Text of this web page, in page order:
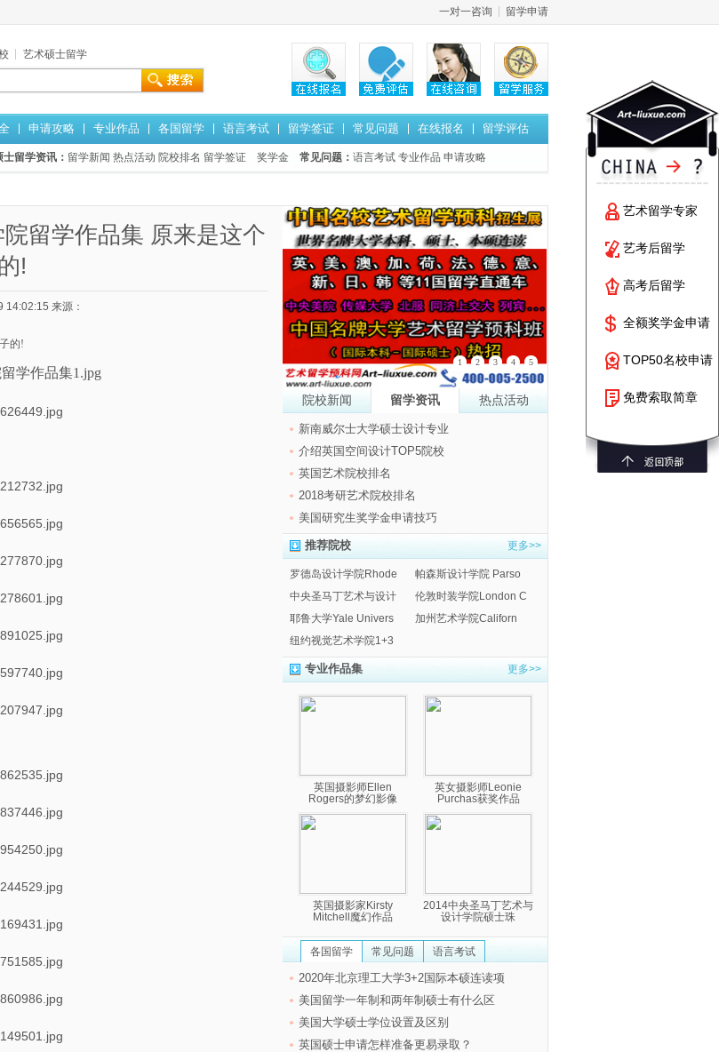
一对一咨询 留学申请
艺术硕士留学
申请攻略 专业作品 各国留学 语言考试 留学签证 常见问题 在线报名 留学评估
士留学资讯： 留学新闻 热点活动 院校排名 留学签证 奖学金 常见问题： 语言考试 专业作品 申请攻略
留学作品集 原来是这个
!
14:02:15 来源：
的!
1 2 3 4 5
院校新闻 留学资讯 热点活动
新南威尔士大学硕士设计专业
介绍英国空间设计TOP5院校
英国艺术院校排名
2018考研艺术院校排名
美国研究生奖学金申请技巧
推荐院校 更多>>
罗德岛设计学院Rhode
帕森斯设计学院 Parso
中央圣马丁艺术与设计
伦敦时装学院London C
耶鲁大学Yale Univers
加州艺术学院Californ
纽约视觉艺术学院1+3
专业作品集 更多>>
英国摄影师Ellen
Rogers的梦幻影像
英女摄影师Leonie
Purchas获奖作品
英国摄影家Kirsty
Mitchell魔幻作品
2014中央圣马丁艺术与
设计学院硕士珠
各国留学 常见问题 语言考试
2020年北京理工大学3+2国际本硕连读项
美国留学一年制和两年制硕士有什么区
美国大学硕士学位设置及区别
英国硕士申请怎样准备更易录取？
艺术留学专家
艺考后留学
高考后留学
全额奖学金申请
TOP50名校申请
免费索取简章